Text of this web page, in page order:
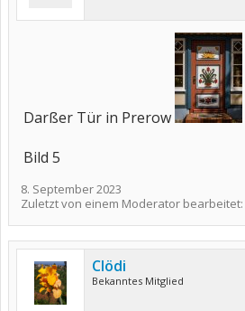
Darßer Tür in Prerow
Bild 5
8. September 2023
Zuletzt von einem Moderator bearbeitet:
Clödi
Bekanntes Mitglied